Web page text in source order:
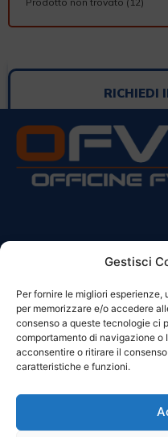
Gestisci
Per fornire le migliori
per memorizzare e/o accedere
consenso a queste tecnologie ci
comportamento di navigazione o
acconsentire o ritirare il
caratteristiche e funzioni.
RICHIEDI
Sede Legale:
Via Principe Di Udine 144
33030 Campoformido (Ud)
clienti@officinefvg.it
posta@officinefvgpec.It